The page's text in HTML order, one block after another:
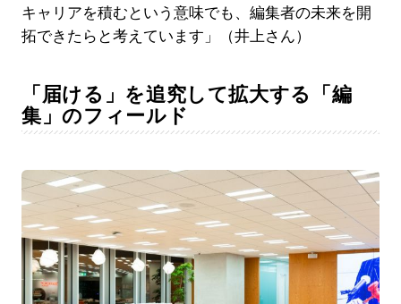
キャリアを積むという意味でも、編集者の未来を開
拓できたらと考えています」（井上さん）
「届ける」を追究して拡大する「編
集」のフィールド